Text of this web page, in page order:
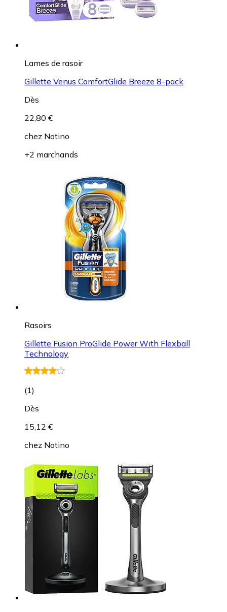
Lames de rasoir
Gillette Venus ComfortGlide Breeze 8-pack
Dès
22,80 €
chez Notino
+2 marchands
Rasoirs
Gillette Fusion ProGlide Power With Flexball
Technology
(1)
Dès
15,12 €
chez Notino